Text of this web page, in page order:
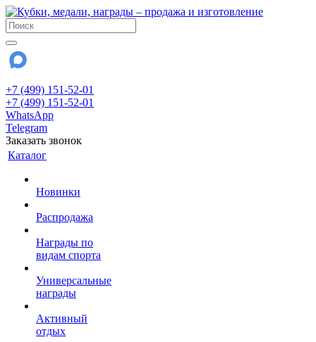
+7 (499) 151-52-01
+7 (499) 151-52-01
WhatsApp
Telegram
Заказать звонок
Каталог
Новинки
Распродажа
Награды по
видам спорта
Универсальные
награды
Активный
отдых